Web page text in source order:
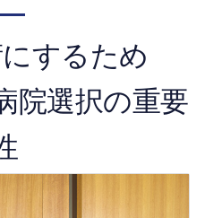
するため
院選択の重要